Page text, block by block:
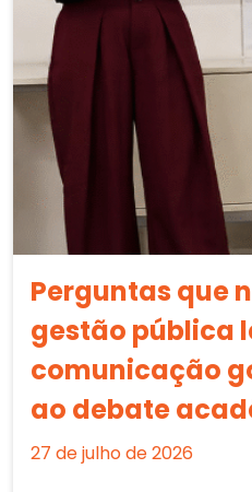
Perguntas que
gestão pública
comunicação
ao debate
27 de julho de 2026